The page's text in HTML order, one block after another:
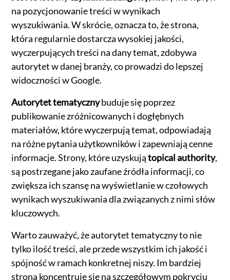
na pozycjonowanie treści w wynikach
wyszukiwania. W skrócie, oznacza to, że strona,
która regularnie dostarcza wysokiej jakości,
wyczerpujących treści na dany temat, zdobywa
autorytet w danej branży, co prowadzi do lepszej
widoczności w Google.
Autorytet tematycznybuduje się poprzez
publikowanie zróżnicowanych i dogłębnych
materiałów, które wyczerpują temat, odpowiadają
na różne pytania użytkowników i zapewniają cenne
informacje. Strony, które uzyskujątopical authority,
są postrzegane jako zaufane źródła informacji, co
zwiększa ich szansę na wyświetlanie w czołowych
wynikach wyszukiwania dla związanych z nimi słów
kluczowych.
Warto zauważyć, że autorytet tematyczny to nie
tylko ilość treści, ale przede wszystkim ich jakość i
spójność w ramach konkretnej niszy. Im bardziej
strona koncentruje się na szczegółowym pokryciu